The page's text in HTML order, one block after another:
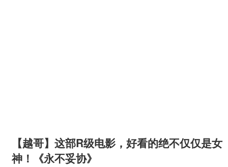
【越哥】这部R级电影，好看的绝不仅仅是女
神！《永不妥协》